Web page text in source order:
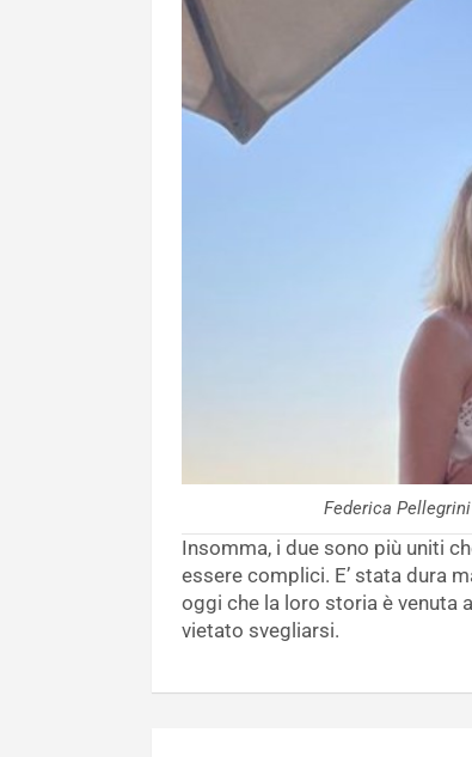
Federica
Insomma, i due sono più uniti
essere complici. E’ stata dura
oggi che la loro storia è venuta
vietato svegliarsi.